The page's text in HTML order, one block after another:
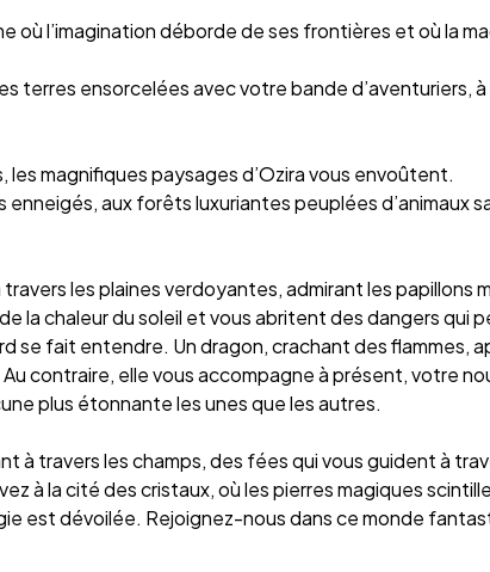
où l’imagination déborde de ses frontières et où la
terres ensorcelées avec votre bande d’aventuriers,
les magnifiques paysages d’Ozira vous envoûtent.
aux forêts luxuriantes peuplées d’animaux
travers les plaines verdoyantes, admirant les
la chaleur du soleil et vous abritent des dangers qui
se fait entendre. Un dragon, crachant des flammes,
contraire, elle vous accompagne à présent, votre
plus étonnante les unes que les autres.
à travers les champs, des fées qui vous guident à
à la cité des cristaux, où les pierres magiques
est dévoilée. Rejoignez-nous dans ce monde